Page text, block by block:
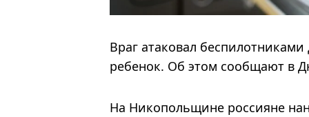
Враг атаковал
ребенок. Об этом сообщают в
На Никопольщине россияне